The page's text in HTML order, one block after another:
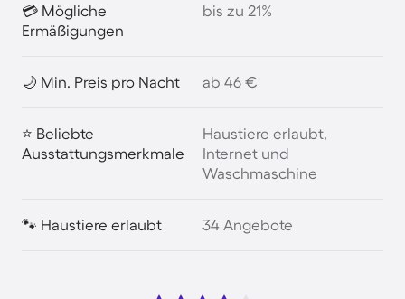
💳 Mögliche
Ermäßigungen
bis zu 21%
🌙 Min. Preis pro Nacht ab 46 €
⭐ Beliebte
Ausstattungsmerkmale
Haustiere erlaubt,
Internet und
Waschmaschine
🐾 Haustiere erlaubt 34 Angebote